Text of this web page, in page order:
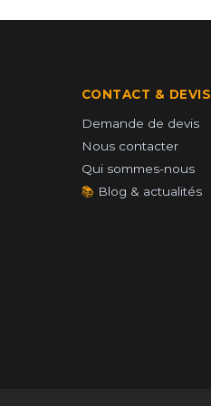
CONTACT & DEVIS
Demande de devis
Nous contacter
Qui sommes-nous
📚 Blog & actualités